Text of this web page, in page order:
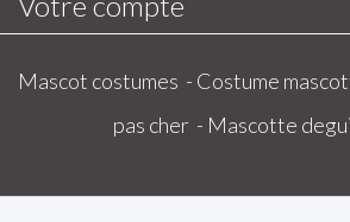
Mascot costumes - Costume
pas cher - Mascotte